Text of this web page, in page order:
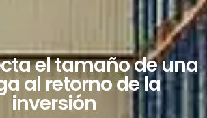
el tamaño de una
al retorno de la
inversión